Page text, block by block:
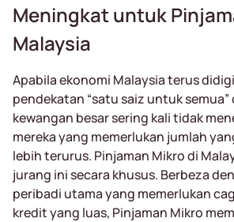
Meningkat untuk
Malaysia
Apabila ekonomi Malaysia terus
pendekatan “satu saiz untuk
kewangan besar sering kali tidak
mereka yang memerlukan jumlah
lebih terurus. Pinjaman Mikro di
jurang ini secara khusus. Berbeza
peribadi utama yang memerlukan
kredit yang luas, Pinjaman Mikro